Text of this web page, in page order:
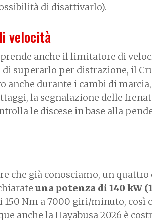
di disattivarlo).
velocità
anche il limitatore di
superarlo per distrazione, il
anche durante i cambi di
la segnalazione delle
le discese in base alla
che già conosciamo, un
una potenza di 140 kW
150 Nm a 7000 giri/minuto, così
anche la Hayabusa 2026 è